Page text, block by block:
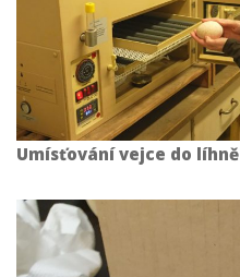
Umísťování vejce do líhně